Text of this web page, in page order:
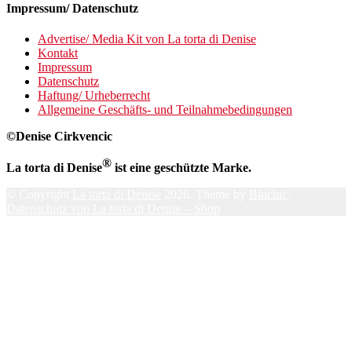
Impressum/ Datenschutz
Advertise/ Media Kit von La torta di Denise
Kontakt
Impressum
Datenschutz
Haftung/ Urheberrecht
Allgemeine Geschäfts- und Teilnahmebedingungen
©Denise Cirkvencic
La torta di Denise® ist eine geschützte Marke.